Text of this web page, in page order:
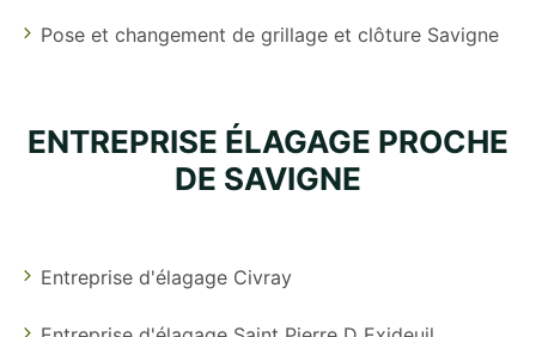
Pose et changement de grillage et clôture Savigne
ENTREPRISE ÉLAGAGE PROCHE
DE SAVIGNE
Entreprise d'élagage Civray